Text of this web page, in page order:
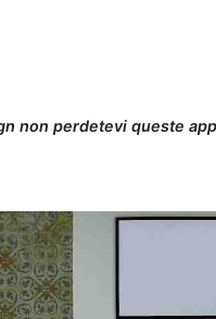
non perdetevi queste